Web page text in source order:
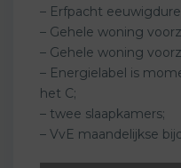
– Erfpacht
– Gehele woning
– Gehele woning
– Energielabel is
het C;
– twee slaapkamers;
– VvE maandelijkse